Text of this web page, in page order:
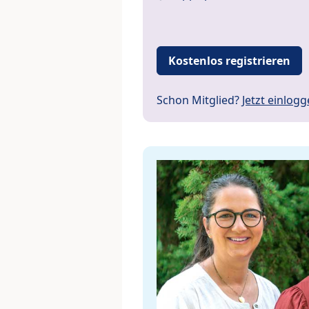
Kostenlos registrieren
Schon Mitglied? Jetzt